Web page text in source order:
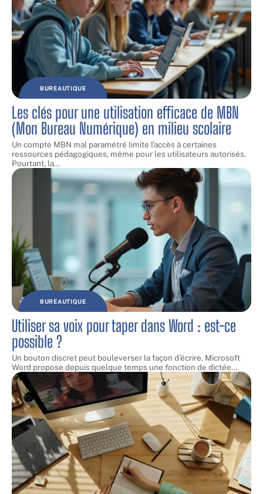
BUREAUTIQUE
Les clés pour une utilisation efficace de MBN
(Mon Bureau Numérique) en milieu scolaire
Un compte MBN mal paramétré limite l'accès à certaines
ressources pédagogiques, même pour les utilisateurs autorisés.
Pourtant, la…
BUREAUTIQUE
Utiliser sa voix pour taper dans Word : est-ce
possible ?
Un bouton discret peut bouleverser la façon d’écrire. Microsoft
Word propose depuis quelque temps une fonction de dictée…